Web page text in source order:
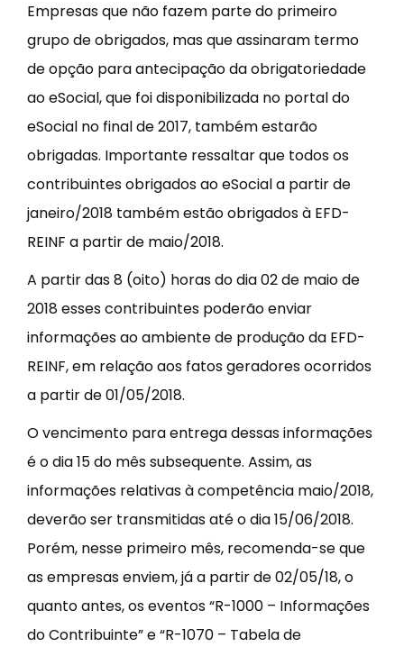
Empresas que não fazem parte do primeiro
grupo de obrigados, mas que assinaram termo
de opção para antecipação da obrigatoriedade
ao eSocial, que foi disponibilizada no portal do
eSocial no final de 2017, também estarão
obrigadas. Importante ressaltar que todos os
contribuintes obrigados ao eSocial a partir de
janeiro/2018 também estão obrigados à EFD-
REINF a partir de maio/2018.
A partir das 8 (oito) horas do dia 02 de maio de
2018 esses contribuintes poderão enviar
informações ao ambiente de produção da EFD-
REINF, em relação aos fatos geradores ocorridos
a partir de 01/05/2018.
O vencimento para entrega dessas informações
é o dia 15 do mês subsequente. Assim, as
informações relativas à competência maio/2018,
deverão ser transmitidas até o dia 15/06/2018.
Porém, nesse primeiro mês, recomenda-se que
as empresas enviem, já a partir de 02/05/18, o
quanto antes, os eventos “R-1000 – Informações
do Contribuinte” e “R-1070 – Tabela de